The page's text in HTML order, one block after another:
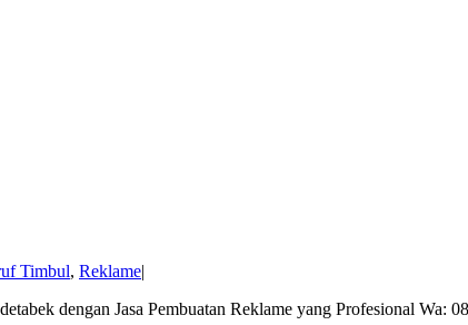
Timbul, Reklame|
dengan Jasa Pembuatan Reklame yang Profesional Wa: